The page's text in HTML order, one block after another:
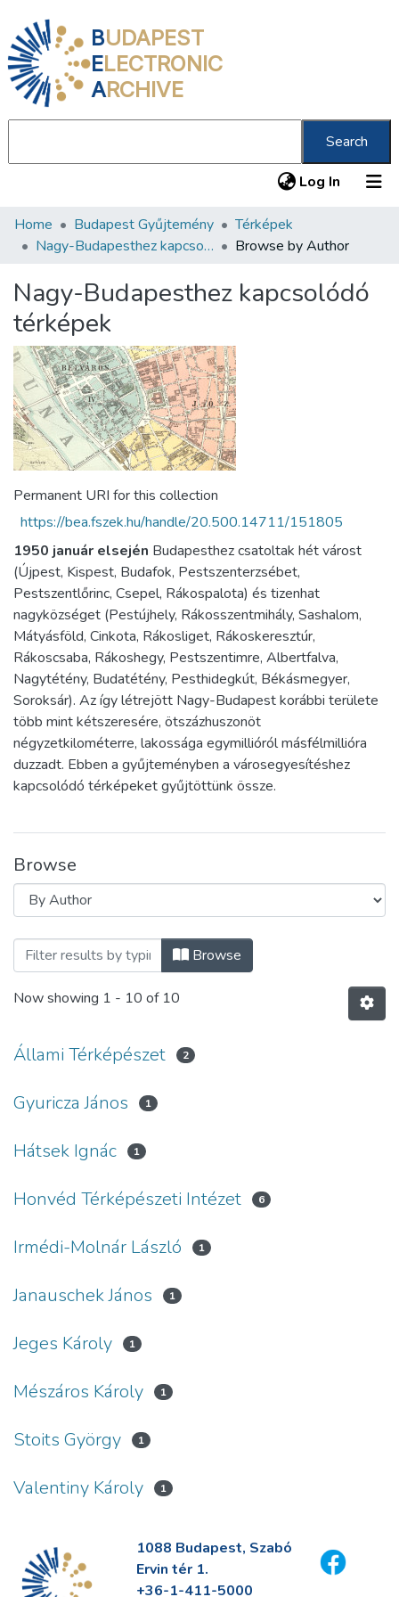
BUDAPEST
ELECTRONIC
ARCHIVE
Search
Log In (current)
Communities & Collections
About us
Home Budapest Gyűjtemény
Térképek
Nagy-Budapesthez kapcsolódó térképek
Browse by Author
Nagy-Budapesthez kapcsolódó
térképek
Permanent URI for this collection
https://bea.fszek.hu/handle/20.500.14711/151805
1950 január elsején Budapesthez csatoltak hét várost
(Újpest, Kispest, Budafok, Pestszenterzsébet,
Pestszentlőrinc, Csepel, Rákospalota) és tizenhat
nagyközséget (Pestújhely, Rákosszentmihály, Sashalom,
Mátyásföld, Cinkota, Rákosliget, Rákoskeresztúr,
Rákoscsaba, Rákoshegy, Pestszentimre, Albertfalva,
Nagytétény, Budatétény, Pesthidegkút, Békásmegyer,
Soroksár). Az így létrejött Nagy-Budapest korábbi területe
több mint kétszeresére, ötszázhuszonöt
négyzetkilométerre, lakossága egymillióról másfélmillióra
duzzadt. Ebben a gyűjteményben a városegyesítéshez
kapcsolódó térképeket gyűjtöttünk össze.
Browse
Browsing Nagy-Budapesthez
Browse
Now showing 1 - 10 of 10
Állami Térképészet 2
Gyuricza János 1
Hátsek Ignác 1
Honvéd Térképészeti Intézet 6
Irmédi-Molnár László 1
Janauschek János 1
Jeges Károly 1
Mészáros Károly 1
Stoits György 1
Valentiny Károly 1
1088 Budapest, Szabó
Ervin tér 1.
+36-1-411-5000